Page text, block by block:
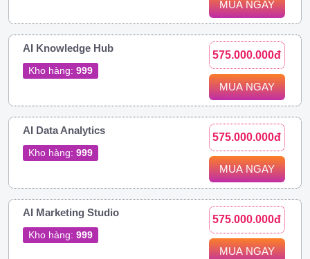
MUA NGAY
AI Knowledge Hub
Kho hàng: 999
575.000.000đ
MUA NGAY
AI Data Analytics
Kho hàng: 999
575.000.000đ
MUA NGAY
AI Marketing Studio
Kho hàng: 999
575.000.000đ
MUA NGAY